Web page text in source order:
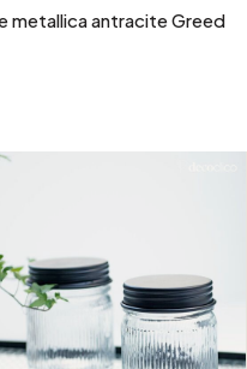
metallica antracite Greed